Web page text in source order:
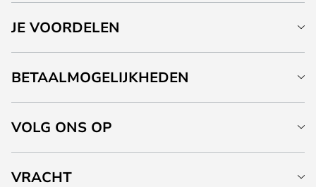
JE VOORDELEN
BETAALMOGELIJKHEDEN
VOLG ONS OP
VRACHT